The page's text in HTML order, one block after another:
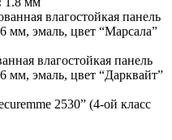
влагостойкая панель
эмаль, цвет “Марсала”
влагостойкая панель
эмаль, цвет “Дарквайт”
2530” (4-ой класс